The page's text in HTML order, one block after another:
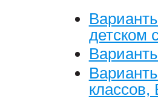
детском